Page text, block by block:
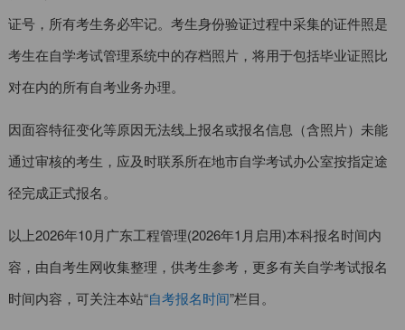
证号，所有考生务必牢记。考生身份验证过程中采集的证件照是
考生在自学考试管理系统中的存档照片，将用于包括毕业证照比
对在内的所有自考业务办理。
因面容特征变化等原因无法线上报名或报名信息（含照片）未能
通过审核的考生，应及时联系所在地市自学考试办公室按指定途
径完成正式报名。
以上2026年10月广东工程管理(2026年1月启用)本科报名时间内
容，由自考生网收集整理，供考生参考，更多有关自学考试报名
时间内容，可关注本站“自考报名时间”栏目。